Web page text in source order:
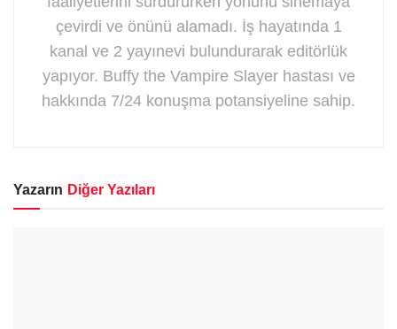
çevirdi ve önünü alamadı. İş hayatında 1
kanal ve 2 yayınevi bulundurarak editörlük
yapıyor. Buffy the Vampire Slayer hastası ve
hakkında 7/24 konuşma potansiyeline sahip.
Yazarın Diğer Yazıları